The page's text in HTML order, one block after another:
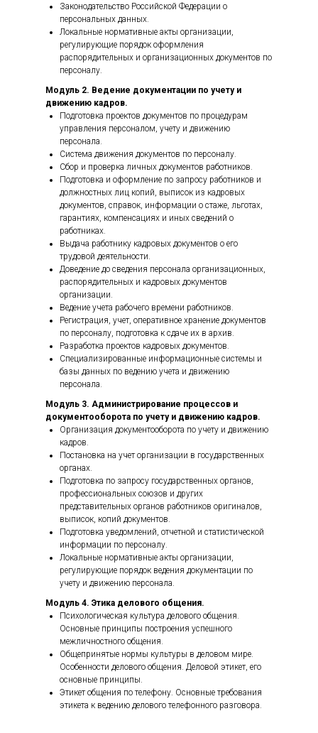
Законодательство Российской Федерации о
персональных данных.
Локальные нормативные акты организации,
регулирующие порядок оформления
распорядительных и организационных документов по
персоналу.
Модуль 2. Ведение документации по учету и
движению кадров.
Подготовка проектов документов по процедурам
управления персоналом, учету и движению
персонала.
Система движения документов по персоналу.
Сбор и проверка личных документов работников.
Подготовка и оформление по запросу работников и
должностных лиц копий, выписок из кадровых
документов, справок, информации о стаже, льготах,
гарантиях, компенсациях и иных сведений о
работниках.
Выдача работнику кадровых документов о его
трудовой деятельности.
Доведение до сведения персонала организационных,
распорядительных и кадровых документов
организации.
Ведение учета рабочего времени работников.
Регистрация, учет, оперативное хранение документов
по персоналу, подготовка к сдаче их в архив.
Разработка проектов кадровых документов.
Специализированные информационные системы и
базы данных по ведению учета и движению
персонала.
Модуль 3. Администрирование процессов и
документооборота по учету и движению кадров.
Организация документооборота по учету и движению
кадров.
Постановка на учет организации в государственных
органах.
Подготовка по запросу государственных органов,
профессиональных союзов и других
представительных органов работников оригиналов,
выписок, копий документов.
Подготовка уведомлений, отчетной и статистической
информации по персоналу.
Локальные нормативные акты организации,
регулирующие порядок ведения документации по
учету и движению персонала.
Модуль 4. Этика делового общения.
Психологическая культура делового общения.
Основные принципы построения успешного
межличностного общения.
Общепринятые нормы культуры в деловом мире.
Особенности делового общения. Деловой этикет, его
основные принципы.
Этикет общения по телефону. Основные требования
этикета к ведению делового телефонного разговора.